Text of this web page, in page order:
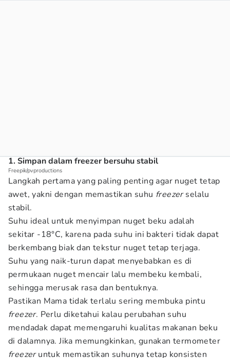
1. Simpan dalam freezer bersuhu stabil
Freepik/pvproductions
Langkah pertama yang paling penting agar nuget tetap
awet, yakni dengan memastikan suhu freezerselalu
stabil.
Suhu ideal untuk menyimpan nuget beku adalah
sekitar -18°C, karena pada suhu ini bakteri tidak dapat
berkembang biak dan tekstur nuget tetap terjaga.
Suhu yang naik-turun dapat menyebabkan es di
permukaan nuget mencair lalu membeku kembali,
sehingga merusak rasa dan bentuknya.
Pastikan Mama tidak terlalu sering membuka pintu
freezer. Perlu diketahui kalau perubahan suhu
mendadak dapat memengaruhi kualitas makanan beku
di dalamnya. Jika memungkinkan, gunakan termometer
freezeruntuk memastikan suhunya tetap konsisten